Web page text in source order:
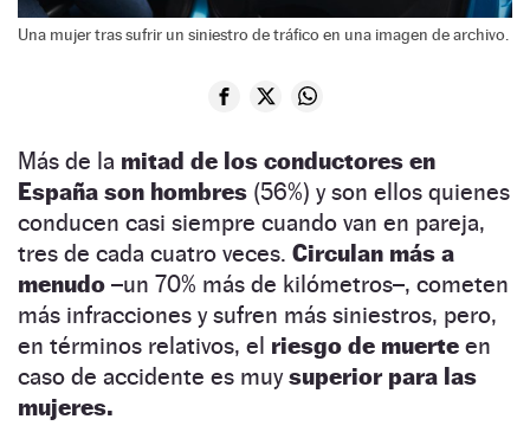
Una mujer tras sufrir un siniestro de tráfico en una imagen de archivo.
Más de la mitad de los conductores en
España son hombres (56%) y son ellos quienes
conducen casi siempre cuando van en pareja,
tres de cada cuatro veces. Circulan más a
menudo –un 70% más de kilómetros–, cometen
más infracciones y sufren más siniestros, pero,
en términos relativos, el riesgo de muerte en
caso de accidente es muysuperior para las
mujeres.